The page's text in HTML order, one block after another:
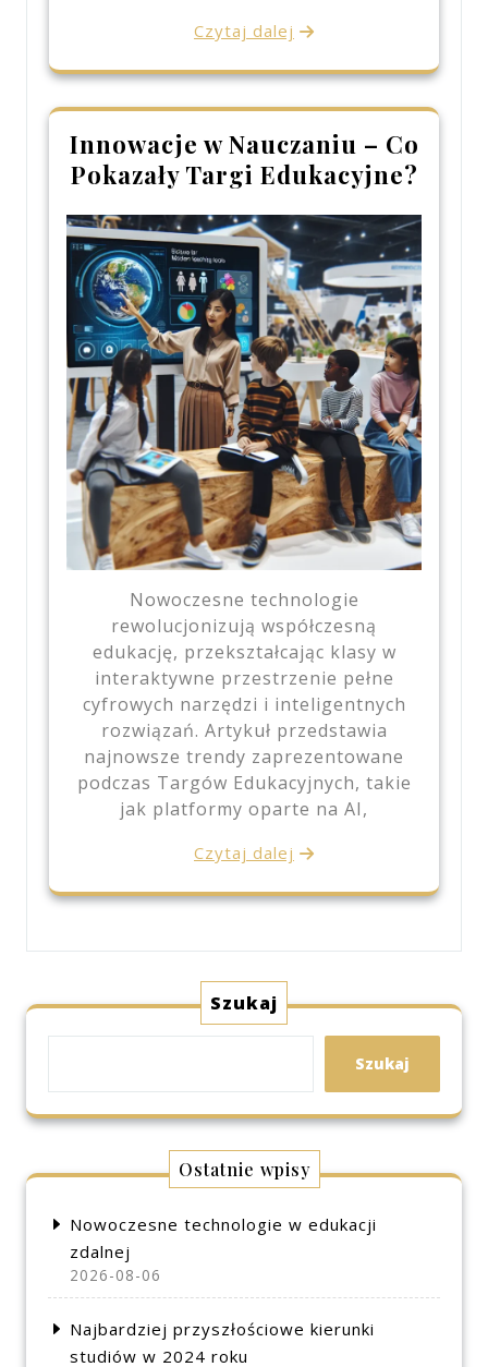
Czytaj dalej
Innowacje w Nauczaniu – Co
Pokazały Targi Edukacyjne?
Nowoczesne technologie
rewolucjonizują współczesną
edukację, przekształcając klasy w
interaktywne przestrzenie pełne
cyfrowych narzędzi i inteligentnych
rozwiązań. Artykuł przedstawia
najnowsze trendy zaprezentowane
podczas Targów Edukacyjnych, takie
jak platformy oparte na AI,
Czytaj dalej
Szukaj
Szukaj
Ostatnie wpisy
Nowoczesne technologie w edukacji
zdalnej
2026-08-06
Najbardziej przyszłościowe kierunki
studiów w 2024 roku